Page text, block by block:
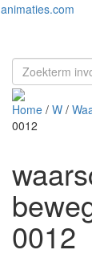
animaties.com
Home / W /
0012
0012